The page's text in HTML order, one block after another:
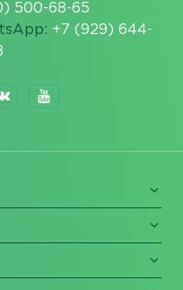
500-68-65
+7 (929) 644-